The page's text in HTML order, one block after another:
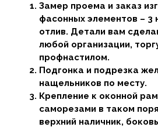
Замер проема и заказ
фасонных элементов – 3
отлив. Детали вам
любой организации,
профнастилом.
Подгонка и подрезка
нащельников по месту.
Крепление к оконной
саморезами в таком
верхний наличник,